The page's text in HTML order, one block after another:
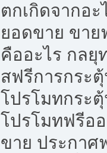
ตกเกิดจากอะ
ยอดขาย ขาย
คืออะไร กลยุ
สฟรีการกระ
โปรโมทกระ
โปรโมทฟรีอ
ขาย ประกาศ